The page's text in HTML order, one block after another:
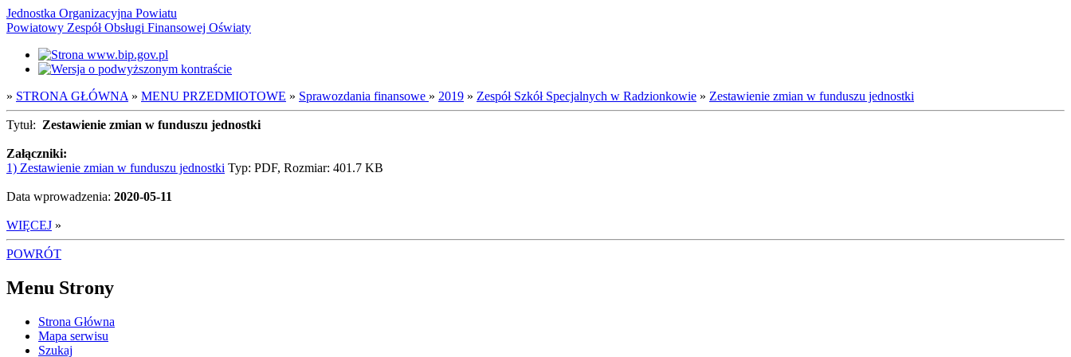
Jednostka Organizacyjna Powiatu
Powiatowy Zespół Obsługi Finansowej Oświaty
» STRONA GŁÓWNA » MENU PRZEDMIOTOWE » Sprawozdania finansowe » 2019 » Zespół Szkół Specjalnych w Radzionkowie » Zestawienie zmian w funduszu jednostki
Tytuł: Zestawienie zmian w funduszu jednostki
Załączniki:
1) Zestawienie zmian w funduszu jednostki Typ: PDF, Rozmiar: 401.7 KB
Data wprowadzenia: 2020-05-11
WIĘCEJ »
POWRÓT
Menu Strony
Strona Główna
Mapa serwisu
Szukaj